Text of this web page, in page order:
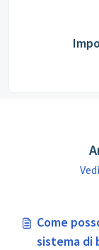
Come
sistema di